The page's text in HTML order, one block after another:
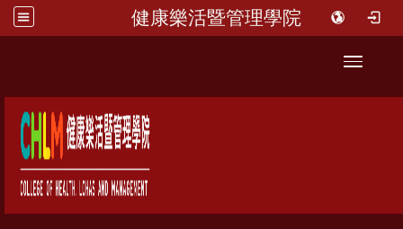
健康樂活暨管理學院
Toggle